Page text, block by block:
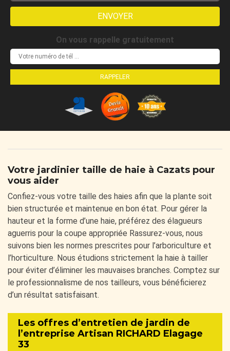
On vous rappelle gratuitement
Votre jardinier taille de haie à Cazats pour
vous aider
Confiez-vous votre taille des haies afin que la plante soit
bien structurée et maintenue en bon état. Pour gérer la
hauteur et la forme d’une haie, préférez des élagueurs
aguerris pour la coupe appropriée Rassurez-vous, nous
suivons bien les normes prescrites pour l’arboriculture et
l’horticulture. Nous étudions strictement la haie à tailler
pour éviter d’éliminer les mauvaises branches. Comptez sur
le professionnalisme de nos tailleurs, vous bénéficierez
d’un résultat satisfaisant.
Les offres d’entretien de jardin de
l’entreprise Artisan RICHARD Elagage
33